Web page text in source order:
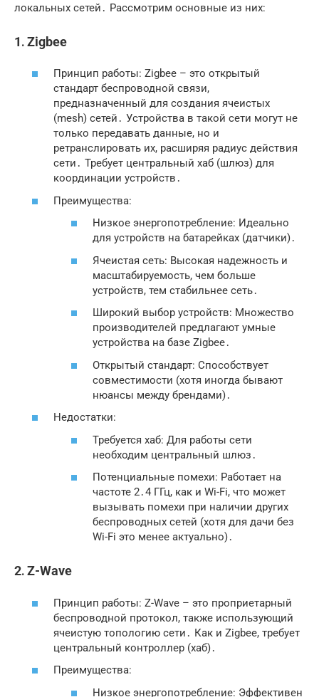
локальных сетей․ Рассмотрим основные из них:
1․ Zigbee
Принцип работы: Zigbee – это открытый
стандарт беспроводной связи,
предназначенный для создания ячеистых
(mesh) сетей․ Устройства в такой сети могут не
только передавать данные, но и
ретранслировать их, расширяя радиус действия
сети․ Требует центральный хаб (шлюз) для
координации устройств․
Преимущества:
Низкое энергопотребление: Идеально
для устройств на батарейках (датчики)․
Ячеистая сеть: Высокая надежность и
масштабируемость, чем больше
устройств, тем стабильнее сеть․
Широкий выбор устройств: Множество
производителей предлагают умные
устройства на базе Zigbee․
Открытый стандарт: Способствует
совместимости (хотя иногда бывают
нюансы между брендами)․
Недостатки:
Требуется хаб: Для работы сети
необходим центральный шлюз․
Потенциальные помехи: Работает на
частоте 2․4 ГГц, как и Wi-Fi, что может
вызывать помехи при наличии других
беспроводных сетей (хотя для дачи без
Wi-Fi это менее актуально)․
2․ Z-Wave
Принцип работы: Z-Wave – это проприетарный
беспроводной протокол, также использующий
ячеистую топологию сети․ Как и Zigbee, требует
центральный контроллер (хаб)․
Преимущества:
Низкое энергопотребление: Эффективен